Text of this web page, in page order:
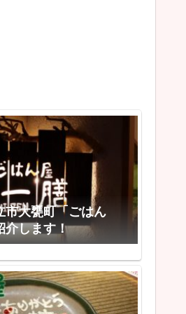
市大甕町「ごはん
します！